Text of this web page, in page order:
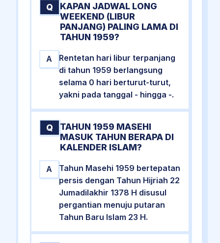
Q
KAPAN JADWAL LONG
WEEKEND (LIBUR
PANJANG) PALING LAMA DI
TAHUN 1959?
A
Rentetan hari libur terpanjang
di tahun 1959 berlangsung
selama 0 hari berturut-turut,
yakni pada tanggal - hingga -.
Q
TAHUN 1959 MASEHI
MASUK TAHUN BERAPA DI
KALENDER ISLAM?
A
Tahun Masehi 1959 bertepatan
persis dengan Tahun Hijriah 22
Jumadilakhir 1378 H disusul
pergantian menuju putaran
Tahun Baru Islam 23 H.